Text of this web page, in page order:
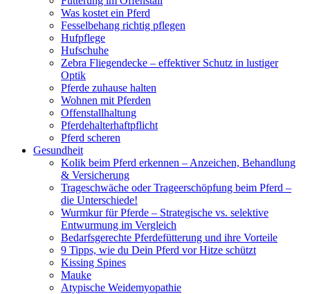
Was kostet ein Pferd
Fesselbehang richtig pflegen
Hufpflege
Hufschuhe
Zebra Fliegendecke – effektiver Schutz in lustiger
Optik
Pferde zuhause halten
Wohnen mit Pferden
Offenstallhaltung
Pferdehalterhaftpflicht
Pferd scheren
Gesundheit
Kolik beim Pferd erkennen – Anzeichen, Behandlung
& Versicherung
Trageschwäche oder Trageerschöpfung beim Pferd –
die Unterschiede!
Wurmkur für Pferde – Strategische vs. selektive
Entwurmung im Vergleich
Bedarfsgerechte Pferdefütterung und ihre Vorteile
9 Tipps, wie du Dein Pferd vor Hitze schützt
Kissing Spines
Mauke
Atypische Weidemyopathie